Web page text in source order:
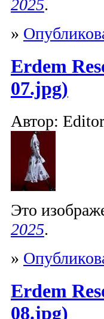
2025.
»
Erdem
07.jpg)
Автор:
Это
2025.
»
Erdem
08.jpg)